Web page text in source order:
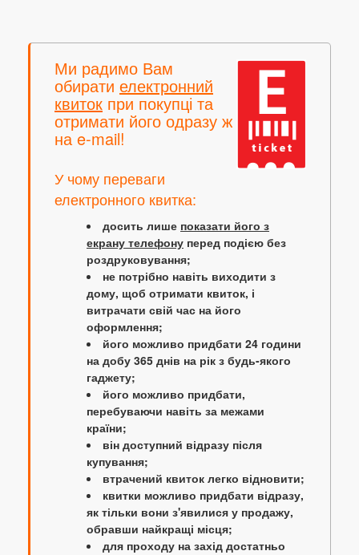
Ми радимо Вам
обирати електронний
квиток при покупці та
отримати його одразу ж
на e-mail!
У чому переваги
електронного квитка:
досить лише показати його з
екрану телефону перед подією без
роздруковування;
не потрібно навіть виходити з
дому, щоб отримати квиток, і
витрачати свій час на його
оформлення;
його можливо придбати 24 години
на добу 365 днів на рік з будь-якого
гаджету;
його можливо придбати,
перебуваючи навіть за межами
країни;
він доступний відразу після
купування;
втрачений квиток легко відновити;
квитки можливо придбати відразу,
як тільки вони з'явилися у продажу,
обравши найкращі місця;
для проходу на захід достатньо